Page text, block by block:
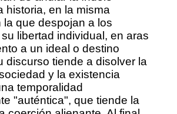
historia, en la misma
la que despojan a los
libertad individual, en aras
a un ideal o destino
discurso tiende a disolver la
y la existencia
temporalidad
"auténtica", que tiende la